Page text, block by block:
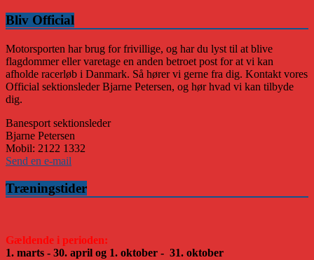
Bliv Official
Motorsporten har brug for frivillige, og har du lyst til at blive
flagdommer eller varetage en anden betroet post for at vi kan
afholde racerløb i Danmark. Så hører vi gerne fra dig. Kontakt vores
Official sektionsleder Bjarne Petersen, og hør hvad vi kan tilbyde
dig.
Banesport sektionsleder
Bjarne Petersen
Mobil: 2122 1332
Send en e-mail
Træningstider
Gældende i perioden:
1. marts - 30. april og 1. oktober - 31. oktober